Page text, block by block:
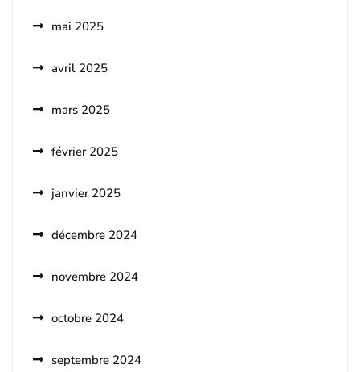
mai 2025
avril 2025
mars 2025
février 2025
janvier 2025
décembre 2024
novembre 2024
octobre 2024
septembre 2024